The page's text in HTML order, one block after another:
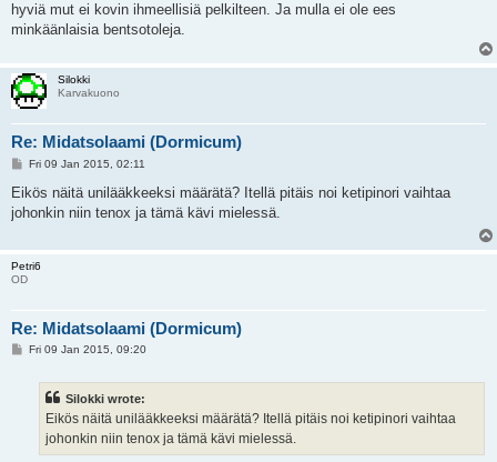
hyviä mut ei kovin ihmeellisiä pelkilteen. Ja mulla ei ole ees
minkäänlaisia bentsotoleja.
Silokki
Karvakuono
Re: Midatsolaami (Dormicum)
P
s
Fri 09 Jan 2015, 02:11
Eikös näitä unilääkkeeksi määrätä? Itellä pitäis noi ketipinori vaihtaa
johonkin niin tenox ja tämä kävi mielessä.
Petri6
OD
Re: Midatsolaami (Dormicum)
PFri 09 Jan 2015, 09:20
Silokki wrote:
Eikös näitä unilääkkeeksi määrätä? Itellä pitäis noi ketipinori vaihtaa
johonkin niin tenox ja tämä kävi mielessä.